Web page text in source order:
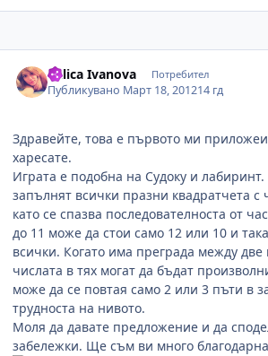
Ralica Ivanova Потребител
Публикувано Март 18, 201214 гд
Здравейте, това е първото ми
харесате.
Играта е подобна на Судоку и
запълнят всички празни квадратчета с
като се спазва последователноста от
до 11 може да стои само 12 или 10 и
всички. Когато има преграда между две
числата в тях могат да бъдат
може да се повтая само 2 или 3 пъти в
трудноста на нивото.
Моля да давате предложение и да
забележки. Ще съм ви много